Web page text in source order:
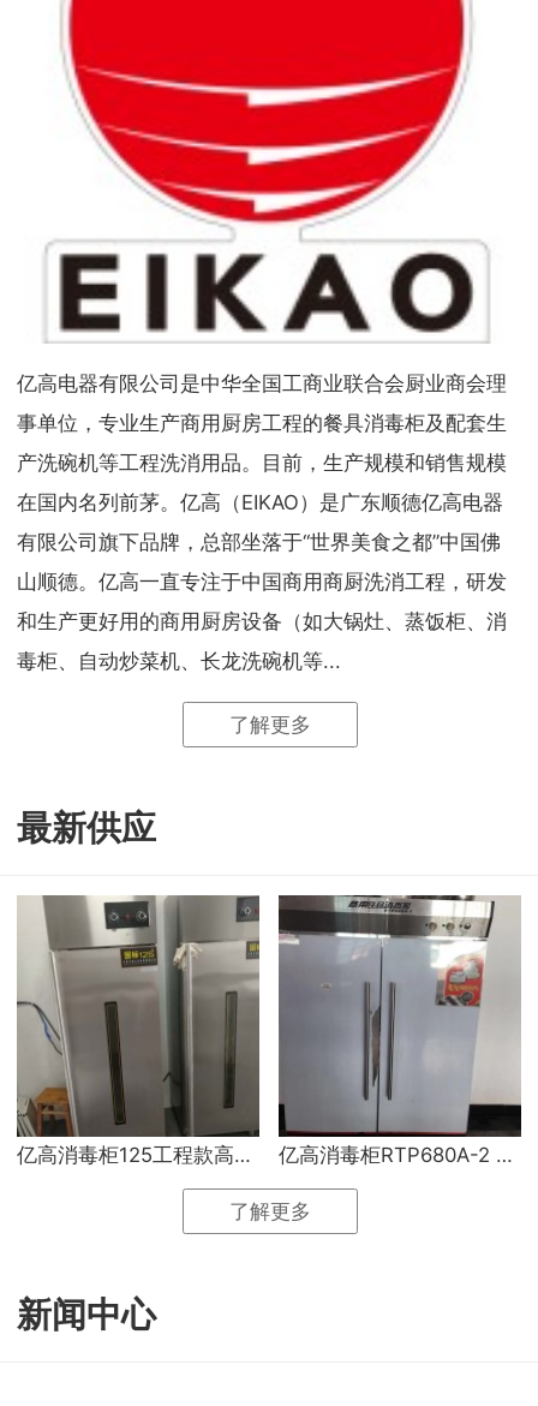
亿高电器有限公司是中华全国工商业联合会厨业商会理
事单位，专业生产商用厨房工程的餐具消毒柜及配套生
产洗碗机等工程洗消用品。目前，生产规模和销售规模
在国内名列前茅。亿高（EIKAO）是广东顺德亿高电器
有限公司旗下品牌，总部坐落于“世界美食之都”中国佛
山顺德。亿高一直专注于中国商用商厨洗消工程，研发
和生产更好用的商用厨房设备（如大锅灶、蒸饭柜、消
毒柜、自动炒菜机、长龙洗碗机等...
了解更多
最新供应
亿高消毒柜125工程款高温热风循环消毒柜 亿高消毒柜RTP680A-2 经济款高温消毒柜
了解更多
新闻中心